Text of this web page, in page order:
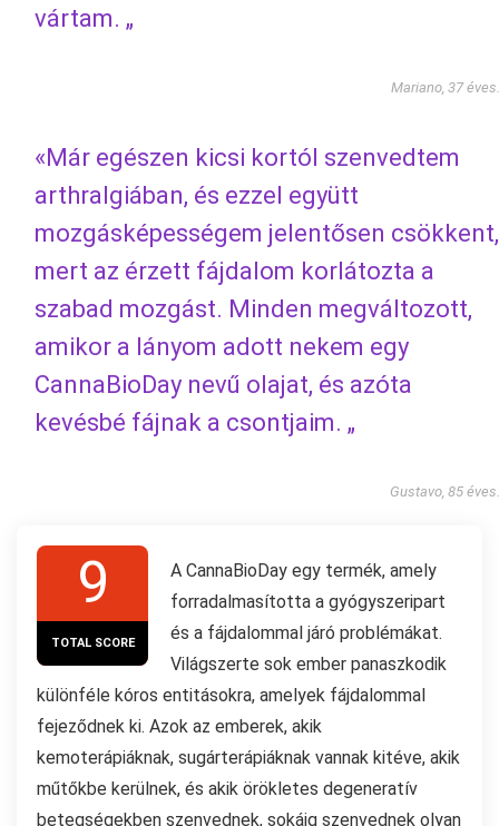
vártam. „
Mariano, 37 éves.
«Már egészen kicsi kortól szenvedtem
arthralgiában, és ezzel együtt
mozgásképességem jelentősen csökkent,
mert az érzett fájdalom korlátozta a
szabad mozgást. Minden megváltozott,
amikor a lányom adott nekem egy
CannaBioDay nevű olajat, és azóta
kevésbé fájnak a csontjaim. „
Gustavo, 85 éves.
9
TOTAL SCORE
A CannaBioDay egy termék, amely
forradalmasította a gyógyszeripart
és a fájdalommal járó problémákat.
Világszerte sok ember panaszkodik
különféle kóros entitásokra, amelyek fájdalommal
fejeződnek ki. Azok az emberek, akik
kemoterápiáknak, sugárterápiáknak vannak kitéve, akik
műtőkbe kerülnek, és akik örökletes degeneratív
betegségekben szenvednek, sokáig szenvednek olyan